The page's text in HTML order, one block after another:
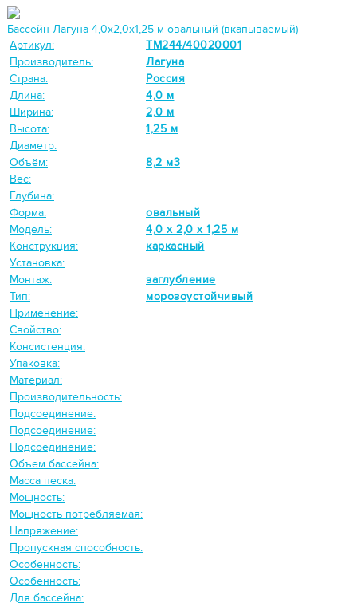
Бассейн Лагуна 4,0х2,0х1,25 м овальный (вкапываемый)
Артикул:
ТМ244/40020001
Производитель:
Лагуна
Страна:
Россия
Длина:
4,0 м
Ширина:
2,0 м
Высота:
1,25 м
Диаметр:
Объём:
8,2 м3
Вес:
Глубина:
Форма:
овальный
Модель:
4,0 х 2,0 х 1,25 м
Конструкция:
каркасный
Установка:
Монтаж:
заглубление
Тип:
морозоустойчивый
Применение:
Свойство:
Консистенция:
Упаковка:
Материал:
Производительность:
Подсоединение:
Подсоединение:
Подсоединение:
Объем бассейна:
Масса песка:
Мощность:
Мощность потребляемая:
Напряжение:
Пропускная способность:
Особенность:
Особенность:
Для бассейна: